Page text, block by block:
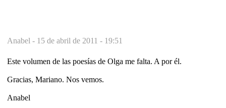
Anabel - 15 de abril de 2011 - 19:51
Este volumen de las poesías de Olga me falta. A por él.
Gracias, Mariano. Nos vemos.
Anabel